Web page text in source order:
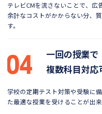
テレビCMを流さないことで、広
余計なコストがかからない分、
す。
一回の授業で
複数科目対応
学校の定期テスト対策や受験に
た最適な授業を受けることが出来